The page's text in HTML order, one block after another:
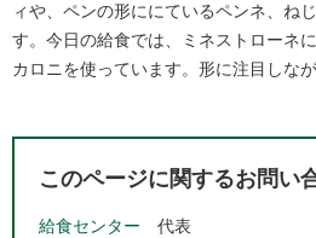
ィや、ペンの形ににているペンネ、ね
す。今日の給食では、ミネストローネ
カロニを使っています。形に注目しな
このページに関するお問い
給食センター
代表